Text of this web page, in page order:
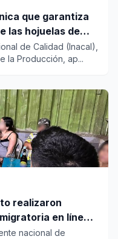
que garantiza
las hojuelas de
de Calidad (Inacal),
la Producción, ap...
realizaron
en línea
nacional de